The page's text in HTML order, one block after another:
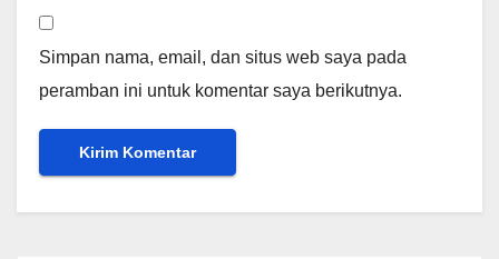
Simpan nama, email, dan situs web saya pada
peramban ini untuk komentar saya berikutnya.